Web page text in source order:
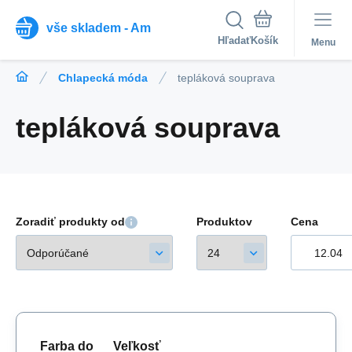
vše skladem - Am
Hľadať Menu
Chlapecká móda tepláková souprava
tepláková souprava
Zoradiť produkty od Produktov Cena
Farba do
Veľkosť